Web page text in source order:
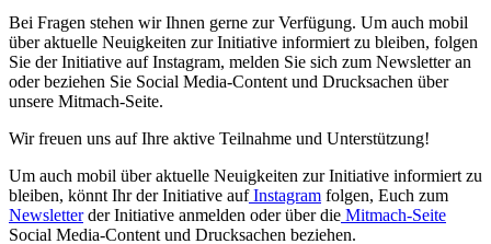
Bei Fragen stehen wir Ihnen gerne zur Verfügung. Um auch mobil
über aktuelle Neuigkeiten zur Initiative informiert zu bleiben, folgen
Sie der Initiative auf Instagram, melden Sie sich zum Newsletter an
oder beziehen Sie Social Media-Content und Drucksachen über
unsere Mitmach-Seite.
Wir freuen uns auf Ihre aktive Teilnahme und Unterstützung!
Um auch mobil über aktuelle Neuigkeiten zur Initiative informiert zu
bleiben, könnt Ihr der Initiative aufInstagram folgen, Euch zum
Newsletterder Initiative anmelden oder über die Mitmach-Seite
Social Media-Content und Drucksachen beziehen.